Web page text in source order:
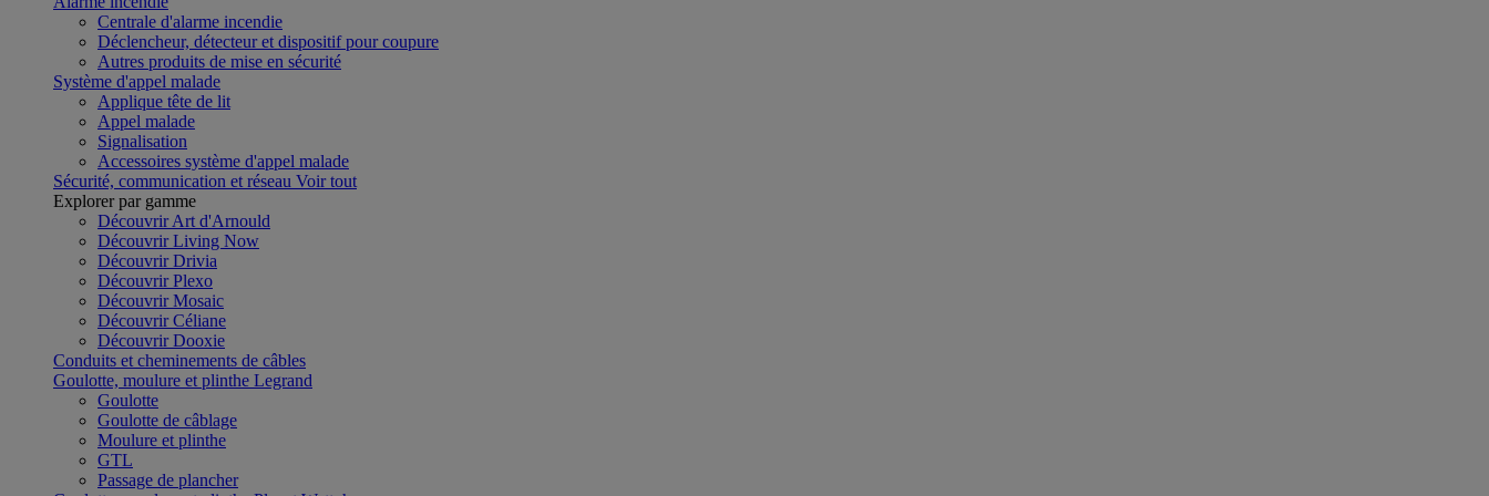
Centrale d'alarme incendie
Déclencheur, détecteur et dispositif pour coupure
Autres produits de mise en sécurité
Système d'appel malade
Applique tête de lit
Appel malade
Signalisation
Accessoires système d'appel malade
Sécurité, communication et réseau Voir tout
Explorer par gamme
Découvrir Art d'Arnould
Découvrir Living Now
Découvrir Drivia
Découvrir Plexo
Découvrir Mosaic
Découvrir Céliane
Découvrir Dooxie
Conduits et cheminements de câbles
Goulotte, moulure et plinthe Legrand
Goulotte
Goulotte de câblage
Moulure et plinthe
GTL
Passage de plancher